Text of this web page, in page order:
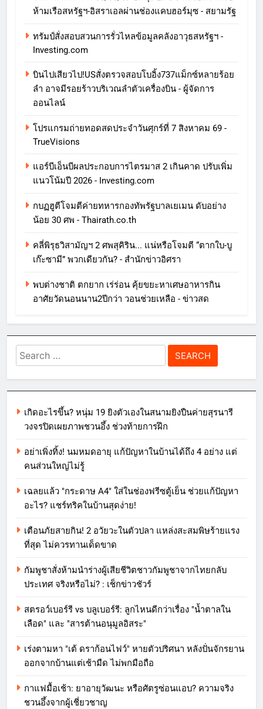
ห้ามเรือสหรัฐฯ-อิสราเอลผ่านช่องแคบฮอร์มุซ - สยามรัฐ
ทรัมป์สั่งสอบสวนการรั่วไหลข้อมูลคลังอาวุธสหรัฐฯ -
Investing.com
บินไปเสียวไป!USสั่งตรวจสอบโบอิ้ง737แม็กซ์หลายร้อย
ลำ อาจมีรอยร้าวบริเวณลำตัวเครื่องบิน - ผู้จัดการ
ออนไลน์
โปรแกรมถ่ายทอดสดประจำวันศุกร์ที่ 7 สิงหาคม 69 -
TrueVisions
แอร์บีเอ็นบีผลประกอบการไตรมาส 2 เกินคาด ปรับเพิ่ม
แนวโน้มปี 2026 - Investing.com
กบฏฮูตีโจมตีค่ายทหารกองทัพรัฐบาลเยเมน ดับอย่าง
น้อย 30 ศพ - Thairath.co.th
คลี่พิรุธวิสามัญฯ 2 ศพสุคิริน... แน่หรือโจมตี “ตากใบ-บู
เก๊ะซามี” พวกเดียวกัน? - สำนักข่าวอิศรา
พบต่างชาติ ตกยาก เร่ร่อน คุ้ยขยะหาเศษอาหารกิน
อาศัยวัดนอนนาน2ปีกว่า วอนช่วยเหลือ - ข่าวสด
Search
for:
เกิดอะไรขึ้น? หนุ่ม 19 ยิงตัวเองในสนามยิงปืนค่ายสุรนารี
วงจรปิดเผยภาพชวนอึ้ง ช่วงท้ายการฝึก
อย่าเพิ่งทิ้ง! นมหมดอายุ แก้ปัญหาในบ้านได้ถึง 4 อย่าง แต่
คนส่วนใหญ่ไม่รู้
เฉลยแล้ว "กระดาษ A4" ใส่ในช่องฟรีซตู้เย็น ช่วยแก้ปัญหา
อะไร? แชร์ทริคในบ้านสุดง่าย!
เตือนภัยสายกิน! 2 อวัยวะในตัวปลา แหล่งสะสมพิษร้ายแรง
ที่สุด ไม่ควรทานเด็ดขาด
กัมพูชาสั่งห้ามนำร่างผู้เสียชีวิตชาวกัมพูชาจากไทยกลับ
ประเทศ จริงหรือไม่? : เช็กข่าวชัวร์
สตรอว์เบอร์รี vs บลูเบอร์รี: ลูกไหนดีกว่าเรื่อง "น้ำตาลใน
เลือด" และ "สารต้านอนุมูลอิสระ"
เร่งตามหา "เต้ ดราก้อนไฟว์" หายตัวปริศนา หลังปั่นจักรยาน
ออกจากบ้านแต่เช้ามืด ไม่พกมือถือ
กาแฟมื้อเช้า: ยาอายุวัฒนะ หรือศัตรูซ่อนแอบ? ความจริง
ชวนอึ้งจากผู้เชี่ยวชาญ